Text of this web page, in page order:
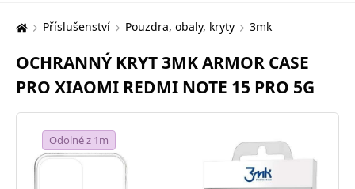
Zde
nacházíte:
Příslušenství Pouzdra, obaly, kryty 3mk
OCHRANNÝ KRYT 3MK ARMOR CASE
PRO XIAOMI REDMI NOTE 15 PRO 5G
Odolné z 1m